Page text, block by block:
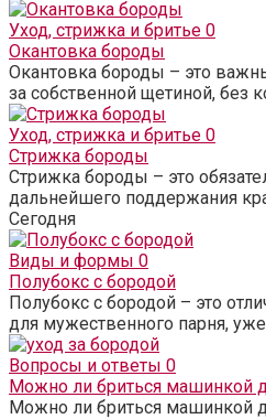
Уход, стрижка и бритье 0
Окантовка бороды
Окантовка бороды – это
за собственной щетиной, без
Уход, стрижка и бритье 0
Стрижка бороды
Стрижка бороды – это
дальнейшего поддержания
Сегодня
Виды и формы 0
Полубокс с бородой
Полубокс с бородой – это
для мужественного парня,
Вопросы и ответы 0
Можно ли бриться машинкой
Можно ли бриться машинкой